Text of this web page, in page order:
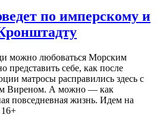
по имперскому и
можно любоваться Морским
себе, как после
матросы расправились здесь с
Виреном. А можно — как
повседневная жизнь. Идем на
16+